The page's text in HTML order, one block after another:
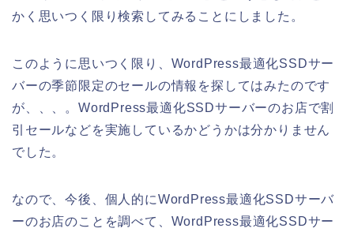
かく思いつく限り検索してみることにしました。
このように思いつく限り、WordPress最適化SSDサー
バーの季節限定のセールの情報を探してはみたのです
が、、、。WordPress最適化SSDサーバーのお店で割
引セールなどを実施しているかどうかは分かりません
でした。
なので、今後、個人的にWordPress最適化SSDサーバ
ーのお店のことを調べて、WordPress最適化SSDサー